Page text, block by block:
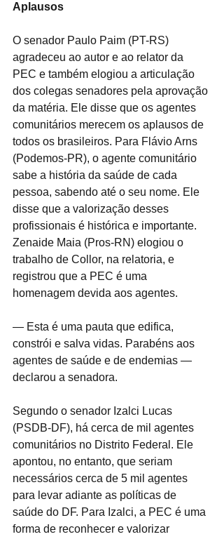
Aplausos
O senador Paulo Paim (PT-RS)
agradeceu ao autor e ao relator da
PEC e também elogiou a articulação
dos colegas senadores pela aprovação
da matéria. Ele disse que os agentes
comunitários merecem os aplausos de
todos os brasileiros. Para Flávio Arns
(Podemos-PR), o agente comunitário
sabe a história da saúde de cada
pessoa, sabendo até o seu nome. Ele
disse que a valorização desses
profissionais é histórica e importante.
Zenaide Maia (Pros-RN) elogiou o
trabalho de Collor, na relatoria, e
registrou que a PEC é uma
homenagem devida aos agentes.
— Esta é uma pauta que edifica,
constrói e salva vidas. Parabéns aos
agentes de saúde e de endemias —
declarou a senadora.
Segundo o senador Izalci Lucas
(PSDB-DF), há cerca de mil agentes
comunitários no Distrito Federal. Ele
apontou, no entanto, que seriam
necessários cerca de 5 mil agentes
para levar adiante as políticas de
saúde do DF. Para Izalci, a PEC é uma
forma de reconhecer e valorizar